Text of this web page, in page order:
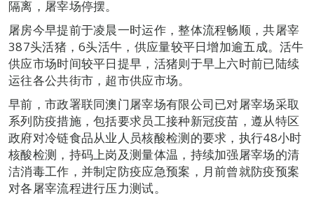
隔离，屠宰场停摆。
屠房今早提前于凌晨一时运作，整体流程畅顺，共屠宰
387头活猪，6头活牛，供应量较平日增加逾五成。活牛
供应市场时间较平日提早，活猪则于早上六时前已陆续
运往各公共街市，超市供应市场。
早前，市政署联同澳门屠宰场有限公司已对屠宰场采取
系列防疫措施，包括要求员工接种新冠疫苗，遵从特区
政府对冷链食品从业人员核酸检测的要求，执行48小时
核酸检测，持码上岗及测量体温，持续加强屠宰场的清
洁消毒工作，并制定防疫应急预案，月前曾就防疫预案
对各屠宰流程进行压力测试。